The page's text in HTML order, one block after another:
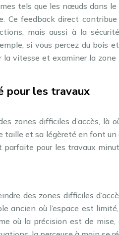
tels que les nœuds dans le
Ce feedback direct
mais aussi à la
si vous percez du bois
la vitesse et examiner la zone
pour les travaux
zones difficiles d’accès, là
taille et sa légèreté en font un
parfaite pour les travaux
des zones difficiles
ancien où l’espace est
où la précision est de mise,